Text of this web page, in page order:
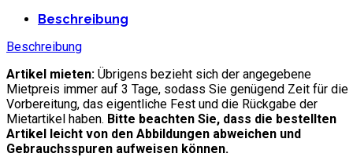
Beschreibung
Beschreibung
Artikel mieten: Übrigens bezieht sich der angegebene
Mietpreis immer auf 3 Tage, sodass Sie genügend Zeit für die
Vorbereitung, das eigentliche Fest und die Rückgabe der
Mietartikel haben. Bitte beachten Sie, dass die bestellten
Artikel leicht von den Abbildungen abweichen und
Gebrauchsspuren aufweisen können.